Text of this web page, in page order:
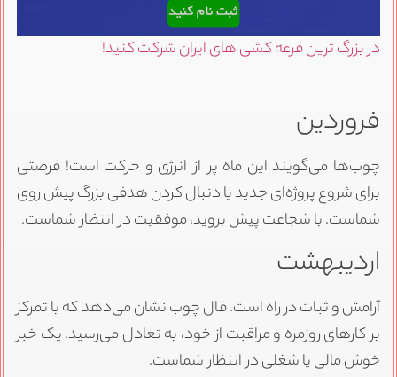
در بزرگ ترین قرعه کشی های ایران شرکت کنید!
فروردین
چوب‌ها می‌گویند این ماه پر از انرژی و حرکت است! فرصتی
برای شروع پروژه‌ای جدید یا دنبال کردن هدفی بزرگ پیش روی
شماست. با شجاعت پیش بروید، موفقیت در انتظار شماست.
اردیبهشت
آرامش و ثبات در راه است. فال چوب نشان می‌دهد که با تمرکز
بر کارهای روزمره و مراقبت از خود، به تعادل می‌رسید. یک خبر
خوش مالی یا شغلی در انتظار شماست.